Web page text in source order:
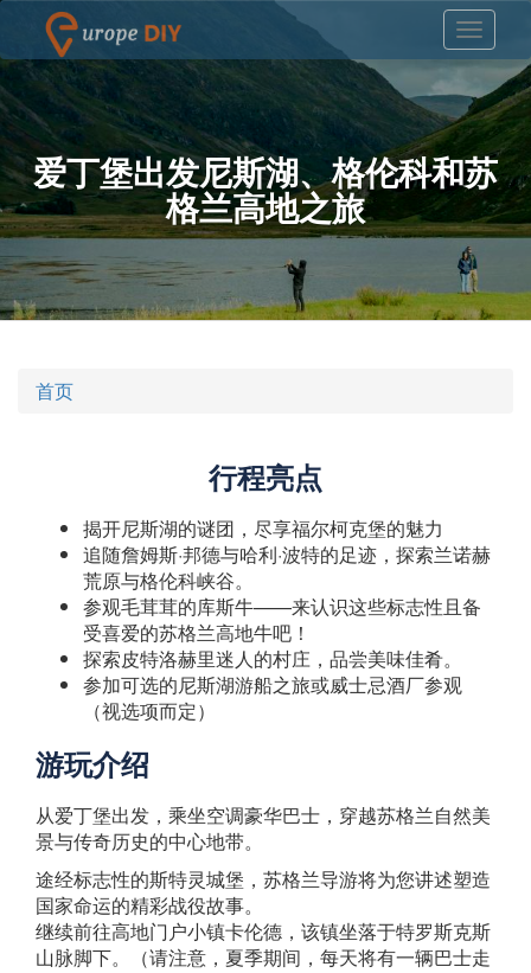
爱丁堡出发尼斯湖、格伦科和苏
格兰高地之旅
首页
行程亮点
揭开尼斯湖的谜团，尽享福尔柯克堡的魅力
追随詹姆斯·邦德与哈利·波特的足迹，探索兰诺赫
荒原与格伦科峡谷。
参观毛茸茸的库斯牛——来认识这些标志性且备
受喜爱的苏格兰高地牛吧！
探索皮特洛赫里迷人的村庄，品尝美味佳肴。
参加可选的尼斯湖游船之旅或威士忌酒厂参观
（视选项而定）
游玩介绍
从爱丁堡出发，乘坐空调豪华巴士，穿越苏格兰自然美
景与传奇历史的中心地带。
途经标志性的斯特灵城堡，苏格兰导游将为您讲述塑造
国家命运的精彩战役故事。
继续前往高地门户小镇卡伦德，该镇坐落于特罗斯克斯
山脉脚下。（请注意，夏季期间，每天将有一辆巴士走